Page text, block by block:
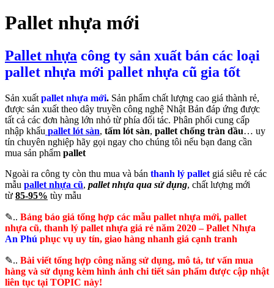
Pallet nhựa mới
Pallet nhựa công ty sản xuất bán các loại
pallet nhựa mới pallet nhựa cũ gia tốt
Sản xuất pallet nhựa mới. Sản phẩm chất lượng cao giá thành rẻ,
được sản xuất theo dây truyền công nghệ Nhật Bản đáp ứng được
tất cả các đơn hàng lớn nhỏ từ phía đối tác. Phân phối cung cấp
nhập khẩu pallet lót sàn, tấm lót sàn, pallet chống tràn dầu… uy
tín chuyên nghiệp hãy gọi ngay cho chúng tôi nếu bạn đang cần
mua sản phẩm pallet
Ngoài ra công ty còn thu mua và bán thanh lý pallet giá siêu rẻ các
mẫu pallet nhựa cũ, pallet nhựa qua sử dụng, chất lượng mới
từ 85-95% tùy mẫu
✎.. Bảng báo giá tổng hợp các mẫu pallet nhựa mới, pallet
nhựa cũ, thanh lý pallet nhựa giá rẻ năm 2020 – Pallet Nhựa
An Phú phục vụ uy tín, giao hàng nhanh giá cạnh tranh
✎.. Bài viết tổng hợp công năng sử dụng, mô tả, tư vấn mua
hàng và sử dụng kèm hình ảnh chi tiết sản phẩm được cập nhật
liên tục tại TOPIC này!